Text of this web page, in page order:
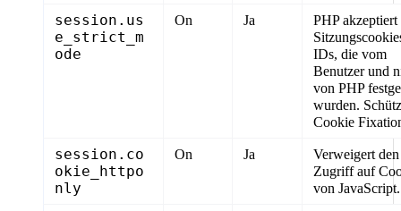
session.us
e_strict_m
ode
On Ja
PHP akzeptiert
IDs, die vom
Benutzer und
von PHP
wurden.
Cookie
session.co
okie_httpo
nly
On Ja
Verweigert den
Zugriff auf
von JavaScript.